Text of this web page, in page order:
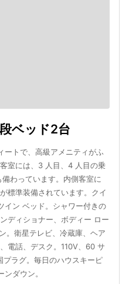
ベッド2台
ートで、高級アメニティがふ
室には、3 人目、4 人目の乗
わっています。内側客室に
標準装備されています。クイ
イン ベッド。シャワー付きの
ディショナー、ボディー ロー
。衛星テレビ、冷蔵庫、ヘア
電話、デスク。110V、60 サ
ラグ。毎日のハウスキーピ
ダウン。